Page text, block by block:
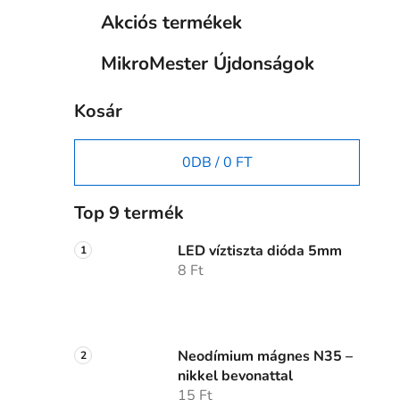
Akciós termékek
MikroMester Újdonságok
Kosár
0DB /0 FT
Top 9 termék
LED víztiszta dióda 5mm
8 Ft
Neodímium mágnes N35 –
nikkel bevonattal
15 Ft